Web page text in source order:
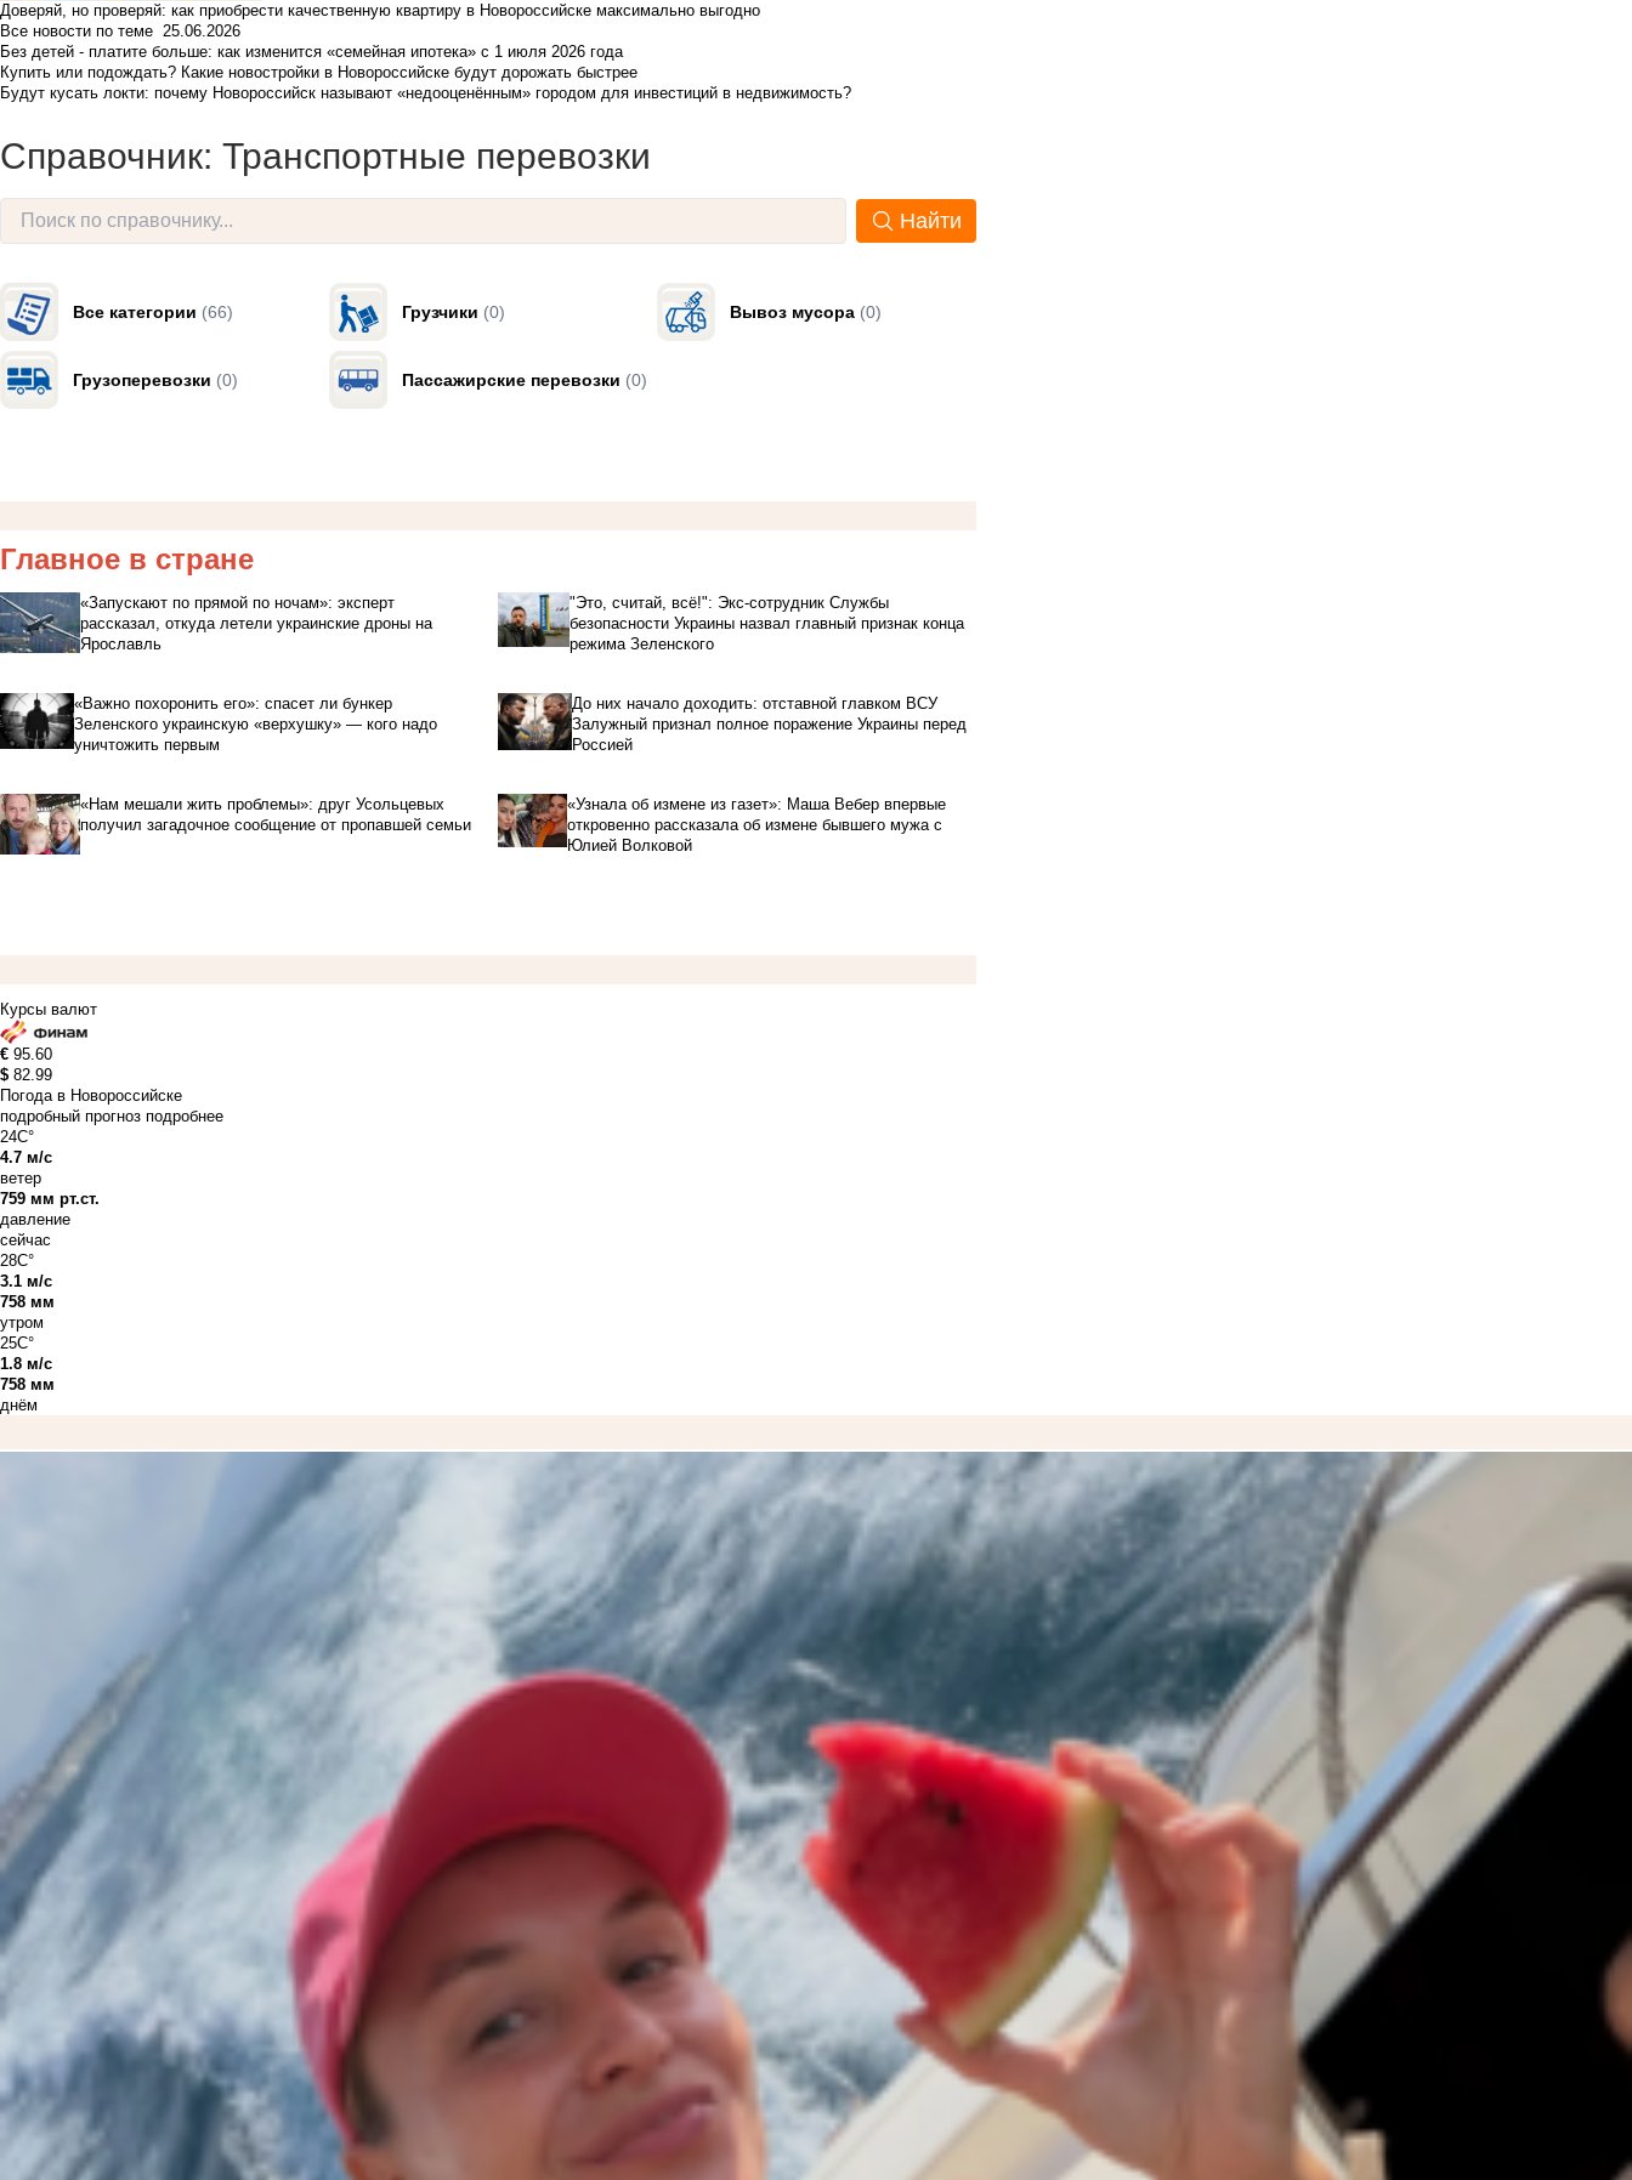
Доверяй, но проверяй: как приобрести качественную квартиру в Новороссийске максимально выгодно
Все новости по теме 25.06.2026
Без детей - платите больше: как изменится «семейная ипотека» с 1 июля 2026 года
Купить или подождать? Какие новостройки в Новороссийске будут дорожать быстрее
Будут кусать локти: почему Новороссийск называют «недооценённым» городом для инвестиций в недвижимость?
Справочник: Транспортные перевозки
Найти
Все категории (66) Грузчики (0) Вывоз мусора (0)
Грузоперевозки (0) Пассажирские перевозки (0)
Главное в стране
«Запускают по прямой по ночам»: эксперт
рассказал, откуда летели украинские дроны на
Ярославль
"Это, считай, всё!": Экс-сотрудник Службы
безопасности Украины назвал главный признак конца
режима Зеленского
«Важно похоронить его»: спасет ли бункер
Зеленского украинскую «верхушку» — кого надо
уничтожить первым
До них начало доходить: отставной главком ВСУ
Залужный признал полное поражение Украины перед
Россией
«Нам мешали жить проблемы»: друг Усольцевых
получил загадочное сообщение от пропавшей семьи
«Узнала об измене из газет»: Маша Вебер впервые
откровенно рассказала об измене бывшего мужа с
Юлией Волковой
Курсы валют
€ 95.60
$ 82.99
Погода в Новороссийске
подробный прогноз подробнее
24C°
4.7 м/с
ветер
759 мм рт.ст.
давление
сейчас
28C°
3.1 м/с
758 мм
утром
25C°
1.8 м/с
758 мм
днём